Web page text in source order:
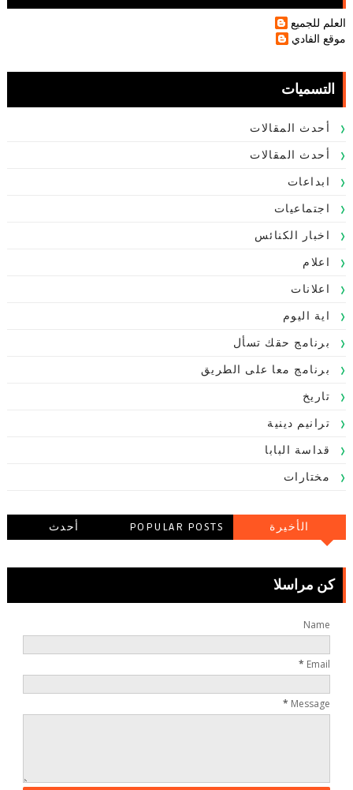
العلم للجميع
موقع الفادي
التسميات
أحدث المقالات
أحدث المقالات
ابداعات
اجتماعيات
اخبار الكنائس
اعلام
اعلانات
اية اليوم
برنامج حقك تسأل
برنامج معا على الطريق
تاريخ
ترانيم دينية
قداسة البابا
مختارات
الأخيرة POPULAR POSTS
أحدث
كن مراسلا
Name
Email
*
Message
*